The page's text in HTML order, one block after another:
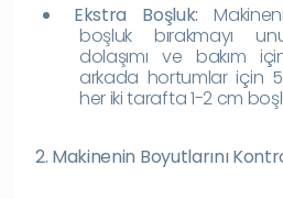
Ekstra Boşluk:
boşluk bırakmayı
dolaşımı ve bakım
arkada hortumlar için
her iki tarafta 1-2 cm
2. Makinenin Boyutlarını